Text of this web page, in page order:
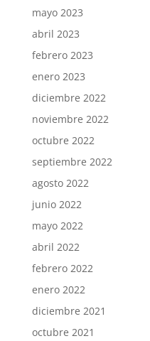
mayo 2023
abril 2023
febrero 2023
enero 2023
diciembre 2022
noviembre 2022
octubre 2022
septiembre 2022
agosto 2022
junio 2022
mayo 2022
abril 2022
febrero 2022
enero 2022
diciembre 2021
octubre 2021